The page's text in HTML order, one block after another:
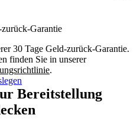
Garantie
30 Tage Geld-zurück-Garantie.
finden Sie in unserer
.
Bereitstellung